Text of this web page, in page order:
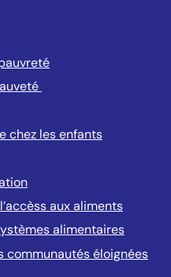
chez les enfants
aux aliments
alimentaires
communautés éloignées